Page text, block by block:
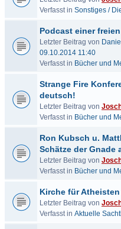
Verfasst in Sonstiges /
Podcast einer
Letzter Beitrag von
09.10.2014 11:40
Verfasst in Bücher und
Strange Fire
deutsch!
Letzter Beitrag von
Verfasst in Bücher und
Ron Kubsch u.
Schätze der Gnade
Letzter Beitrag von
Verfasst in Bücher und
Kirche für Atheisten
Letzter Beitrag von
Verfasst in Aktuelle